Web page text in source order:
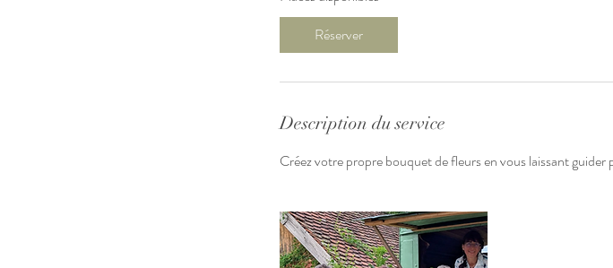
e
e
3
o
û
t
Réserver
Description du service
Créez votre propre bouquet de fleurs en vous laissant